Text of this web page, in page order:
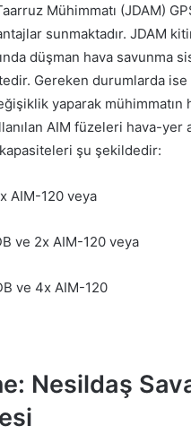
Mühimmatı (JDAM)
sunmaktadır. JDAM
düşman hava savunma
Gereken durumlarda ise
yaparak mühimmatın
AIM füzeleri hava-yer
şu şekildedir:
AIM-120 veya
ve 2x AIM-120 veya
ve 4x AIM-120
Nesildaş